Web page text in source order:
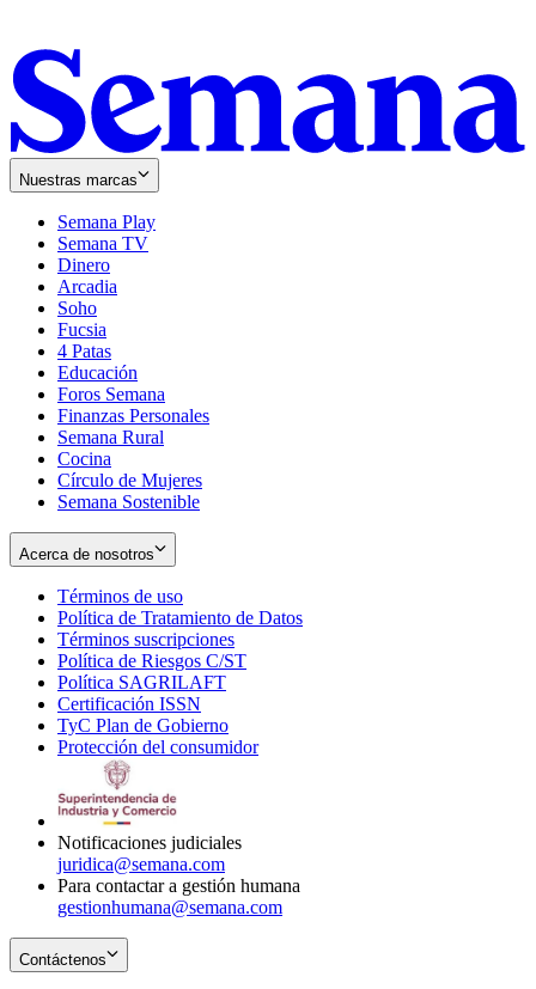
Nuestras marcas
Semana Play
Semana TV
Dinero
Arcadia
Soho
in
new
window
Fucsia
in
new
window
4 Patas
Educación
Foros Semana
Finanzas Personales
Semana Rural
Cocina
Círculo de Mujeres
Semana Sostenible
Acerca de nosotros
Términos de uso
in
new
window
Política de Tratamiento de Datos
Términos suscripciones
in
Política de Riesgos C/ST
Política SAGRILAFT
new
window
Certificación ISSN
in
new
TyC Plan de Gobierno
in
Protección del consumidorOpens
Notificaciones judiciales
juridica@semana.com
Para contactar a gestión humana
gestionhumana@semana.com
Contáctenos